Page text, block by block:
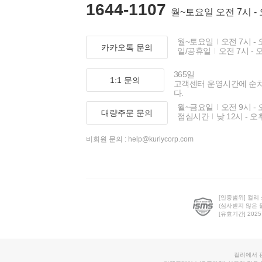
1644-1107 월~토요일 오전 7시 -
카카오톡 문의
월~토요일
오전 7시 -
일/공휴일
오전 7시 -
1:1 문의
365일
고객센터 운영시간에 순
다.
대량주문 문의
월~금요일
오전 9시 -
점심시간
낮 12시 - 오
비회원 문의 : help@kurlycorp.com
[인증범위] 컬리
(심사받지 않은
[유효기간]
컬리에서